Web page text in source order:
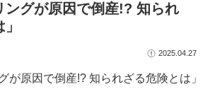
ングが原因で倒産!? 知られ
2025.04.27
が原因で倒産!? 知られざる危険とは」